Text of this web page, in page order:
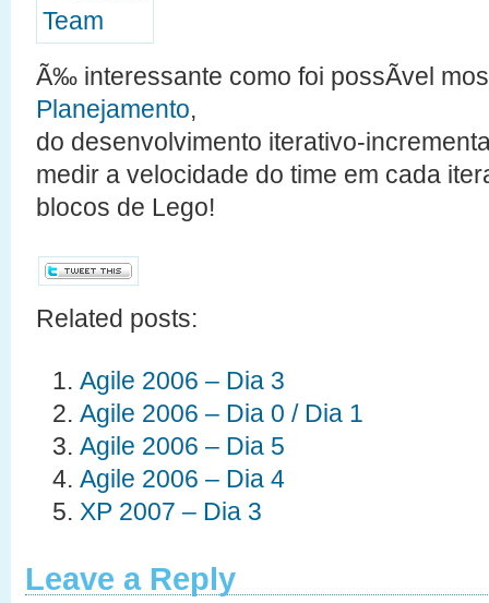
Ã‰ interessante como foi possÃ­vel
Planejamento,
do desenvolvimento iterativo-
medir a velocidade do time em cada
blocos de Lego!
Related posts:
Agile 2006 – Dia 3
Agile 2006 – Dia 0 / Dia 1
Agile 2006 – Dia 5
Agile 2006 – Dia 4
XP 2007 – Dia 3
Leave a Reply